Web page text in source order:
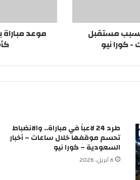
بسبب مستقبل
- كورا نيو
موعد مباراة
طرد 24 لاعباً في مباراة.. والانضباط
تحسم موقفها خلال ساعات – أخبار
السعودية – كورا نيو
6 أبريل، 2026